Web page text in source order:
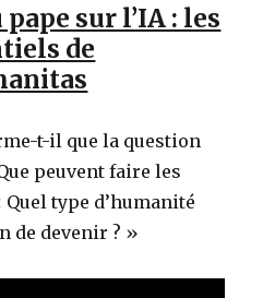
sur l’IA : les
de
t-il que la question
peuvent faire les
type d’humanité
de devenir ? »